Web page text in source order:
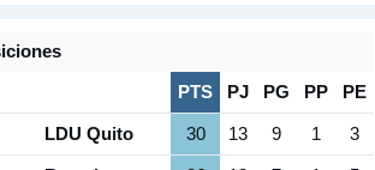
PTS PJ PG PP PE
LDU Quito 30 13 9 1 3